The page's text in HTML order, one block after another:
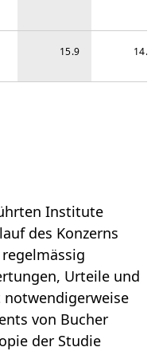
15.9 14.7
Insti­tute
des Konzerns
Urteile und
von Bucher
der Studie